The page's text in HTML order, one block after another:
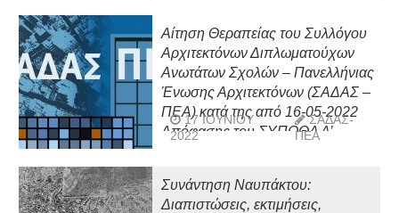
Αίτηση Θεραπείας του Συλλόγου
Αρχιτεκτόνων Διπλωματούχων
Ανωτάτων Σχολών – Πανελλήνιας
Ένωσης Αρχιτεκτόνων (ΣΑΔΑΣ –
ΠΕΑ) κατά της από 16-05-2022
Απόφασης του ΣΥΠΟΘΑ Α’
17 ΙΟΥΝΊΟΥ
2022
ΣΑΔΑΣ-
ΠΕΑ
Συνάντηση Ναυπάκτου:
Διαπιστώσεις, εκτιμήσεις,